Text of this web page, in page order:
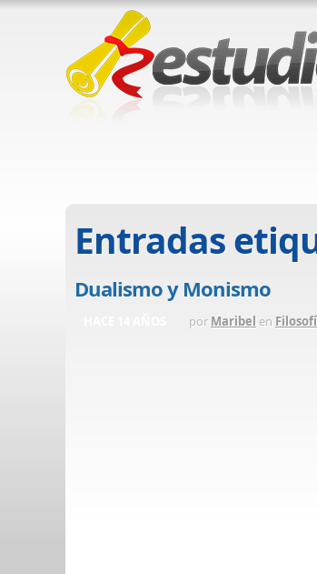
Entradas
Dualismo y Monismo
por Maribel en